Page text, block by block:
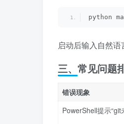
python
启动后输入自然语
三、常见问题
错误现象
PowerShell提示“git